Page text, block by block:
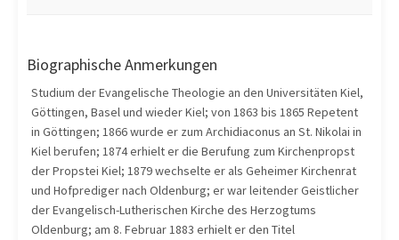
Biographische Anmerkungen
Studium der Evangelische Theologie an den Universitäten Kiel,
Göttingen, Basel und wieder Kiel; von 1863 bis 1865 Repetent
in Göttingen; 1866 wurde er zum Archidiaconus an St. Nikolai in
Kiel berufen; 1874 erhielt er die Berufung zum Kirchenpropst
der Propstei Kiel; 1879 wechselte er als Geheimer Kirchenrat
und Hofprediger nach Oldenburg; er war leitender Geistlicher
der Evangelisch-Lutherischen Kirche des Herzogtums
Oldenburg; am 8. Februar 1883 erhielt er den Titel